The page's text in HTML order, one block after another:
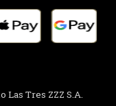
Tres ZZZ S.A.